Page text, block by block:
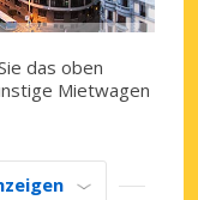
das oben
Mietwagen